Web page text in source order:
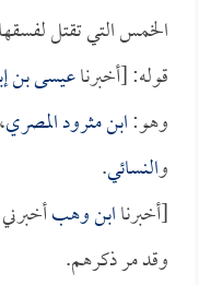
الخمس التي تقتل
قوله: [أخبرناعيسى بن
وهو:ابن مثرود المصري
والنسائي.
[أخبرناابن وهب
وقد مر ذكرهم.